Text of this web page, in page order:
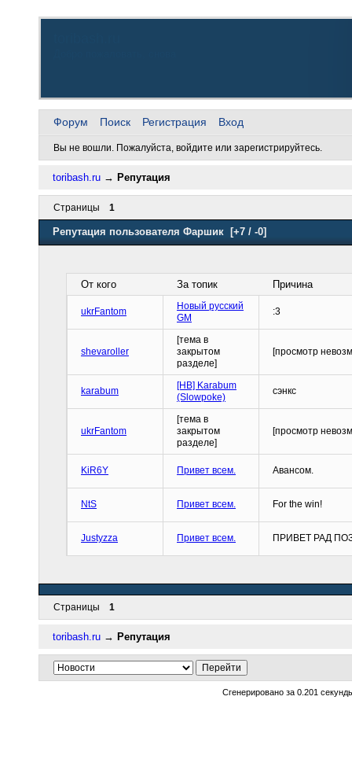
Форум Поиск Регистрация Вход
Вы не вошли. Пожалуйста, войдите или зарегистрируйтесь.
toribash.ru → Репутация
Страницы 1
Репутация пользователя Фаршик [+7 / -0]
От кого За топик Причина
ukrFantom
Новый русский
GM
:3
shevaroller
[тема в
закрытом
разделе]
[просмотр
karabum
[HB] Karabum
(Slowpoke)
сэнкс
ukrFantom
[тема в
закрытом
разделе]
[просмотр
KiR6Y Привет всем. Авансом.
NtS Привет всем. For the win!
Justyzza Привет всем. ПРИВЕТ РАД
Страницы 1
toribash.ru → Репутация
Сгенерировано за 0.201